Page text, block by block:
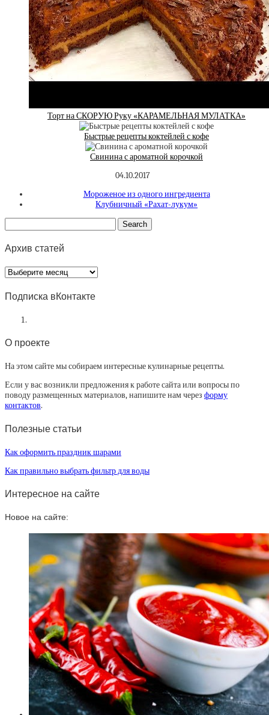
Торт на СКОРУЮ Руку «КАРАМЕЛЬНАЯ МУЛАТКА»
Быстрые рецепты коктейлей с кофе
Свинина с ароматной корочкой
04.10.2017
Мороженое из одного ингредиента
Клубничный «Рахат-лукум»
Архив статей
Архив
статей
Подписка вКонтакте
О проекте
На этом сайте мы собираем интересные кулинарные рецепты.
Если у вас возникли предложения к работе сайта или вопросы по
поводу размещенных материалов, напишите нам через форму
контактов.
Полезные статьи
Как оформить праздник шарами
Как правильно выбрать фильтр для воды
Интересное на сайте
Новое на сайте: